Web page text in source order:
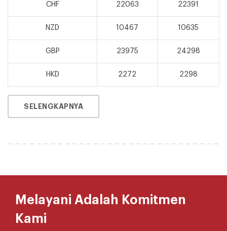
CHF 22063 22391
NZD 10467 10635
GBP 23975 24298
HKD 2272 2298
SELENGKAPNYA
Melayani Adalah Komitmen
Kami